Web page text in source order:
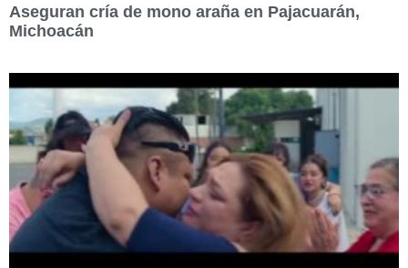
Aseguran cría de mono araña en Pajacuarán,
Michoacán